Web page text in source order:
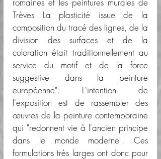
Trèves La plasticité issue de la
composition du tracé des lignes, de la
division des surfaces et de la
coloration était traditionnellement au
service du motif et de la force
suggestive dans la peinture
européenne". L'intention de
l'exposition est de rassembler des
œuvres de la peinture contemporaine
qui "redonnent vie à l'ancien principe
dans le monde moderne". Ces
formulations très larges ont donc pour